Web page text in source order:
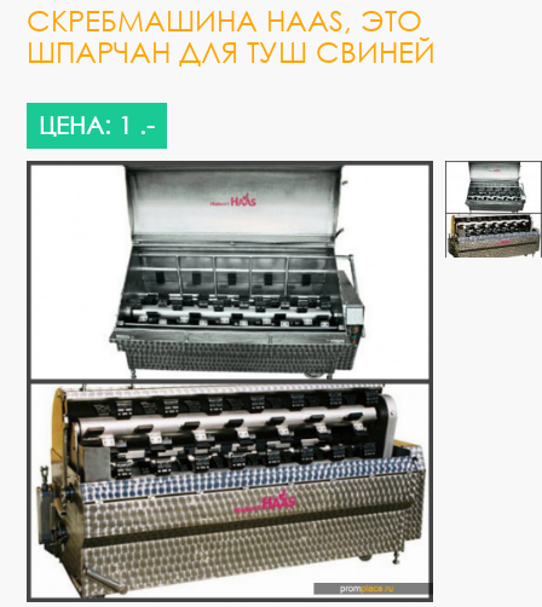
СКРЕБМАШИНА HAAS, ЭТО
ШПАРЧАН ДЛЯ ТУШ СВИНЕЙ
ЦЕНА: 1 .-